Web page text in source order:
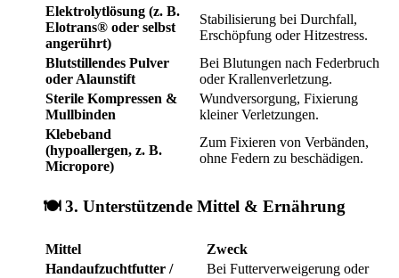
Elektrolytlösung (z. B.
Elotrans® oder selbst
angerührt)
Stabilisierung bei Durchfall,
Erschöpfung oder Hitzestress.
Blutstillendes Pulver
oder Alaunstift
Bei Blutungen nach Federbruch
oder Krallenverletzung.
Sterile Kompressen &
Mullbinden
Wundversorgung, Fixierung
kleiner Verletzungen.
Klebeband
(hypoallergen, z. B.
Micropore)
Zum Fixieren von Verbänden,
ohne Federn zu beschädigen.
🍽️ 3. Unterstützende Mittel & Ernährung
Mittel
Zweck
Handaufzuchtfutter /
Bei Futterverweigerung oder